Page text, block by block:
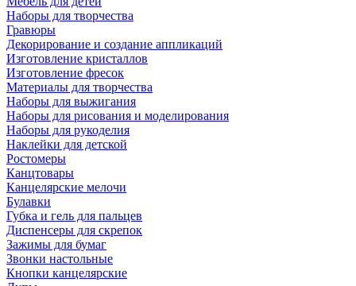
Наборы для творчества
Гравюры
Декорирование и создание аппликаций
Изготовление кристаллов
Изготовление фресок
Материалы для творчества
Наборы для выжигания
Наборы для рисования и моделирования
Наборы для рукоделия
Наклейки для детской
Ростомеры
Канцтовары
Канцелярские мелочи
Булавки
Губка и гель для пальцев
Диспенсеры для скрепок
Зажимы для бумаг
Звонки настольные
Кнопки канцелярские